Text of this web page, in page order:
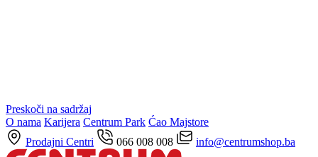
Preskoči na sadržaj
O nama Karijera Centrum Park Ćao Majstore
Prodajni Centri
066 008 008 info@centrumshop.ba